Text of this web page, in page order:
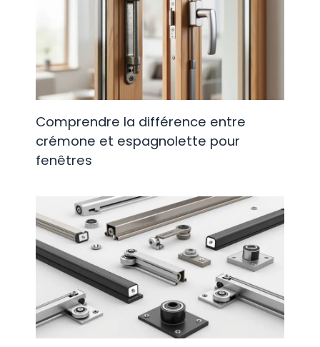
Comprendre la différence entre
crémone et espagnolette pour
fenêtres